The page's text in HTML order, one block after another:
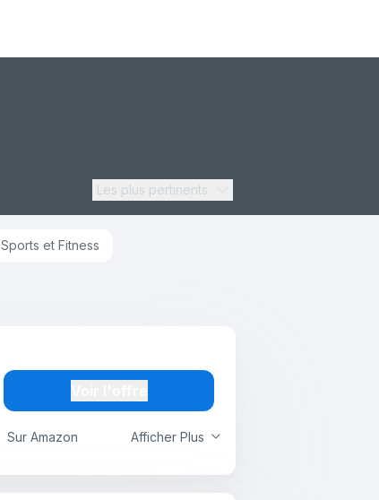
Les plus pertinents
Sports et Fitness
Afficher Plus
Sur Amazon